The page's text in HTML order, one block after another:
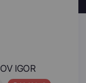
IGOR